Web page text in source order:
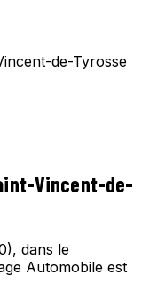
de-Tyrosse
Vincent-de-
dans le
Automobile est